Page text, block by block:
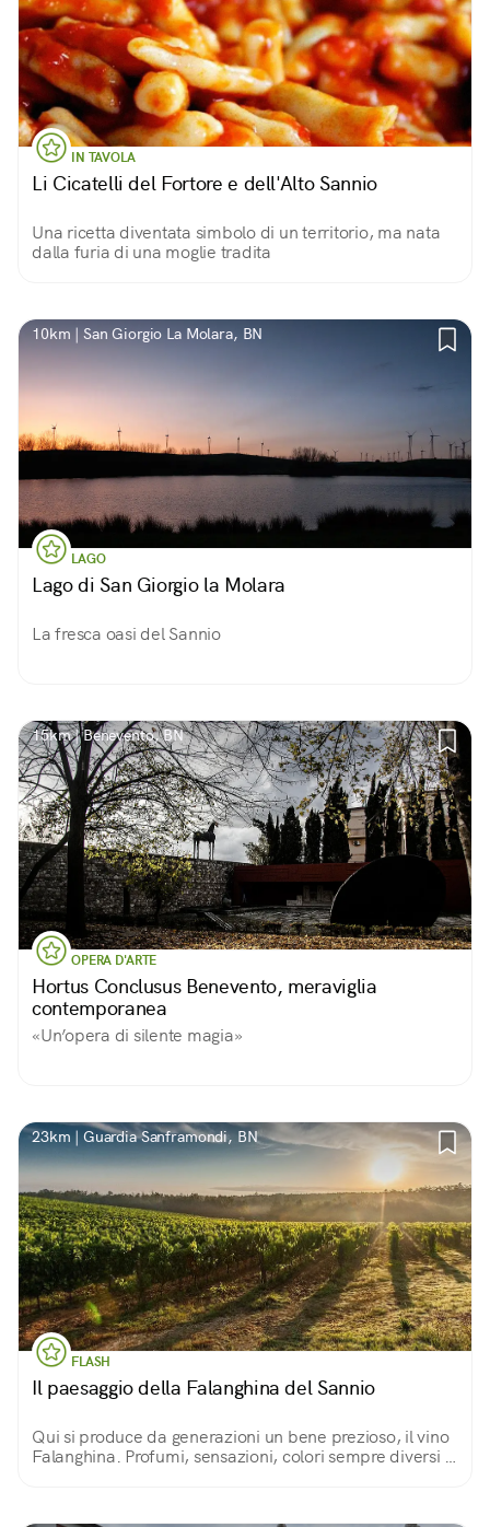
IN TAVOLA
Li Cicatelli del Fortore e dell'Alto Sannio
Una ricetta diventata simbolo di un territorio, ma nata
dalla furia di una moglie tradita
10km | San Giorgio La Molara, BN
LAGO
Lago di San Giorgio la Molara
La fresca oasi del Sannio
15km | Benevento, BN
OPERA D'ARTE
Hortus Conclusus Benevento, meraviglia
contemporanea
«Un’opera di silente magia»
23km | Guardia Sanframondi, BN
FLASH
Il paesaggio della Falanghina del Sannio
Qui si produce da generazioni un bene prezioso, il vino
Falanghina. Profumi, sensazioni, colori sempre diversi in